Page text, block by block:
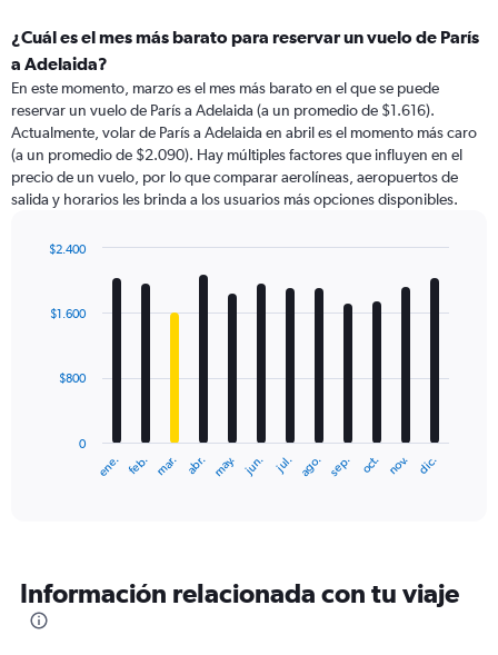
¿Cuál es el mes más barato para reservar un vuelo de París
a Adelaida?
En este momento, marzo es el mes más barato en el que se puede
reservar un vuelo de París a Adelaida (a un promedio de $1.616).
Actualmente, volar de París a Adelaida en abril es el momento más caro
(a un promedio de $2.090). Hay múltiples factores que influyen en el
precio de un vuelo, por lo que comparar aerolíneas, aeropuertos de
salida y horarios les brinda a los usuarios más opciones disponibles.
with
12
The
categories.
The
ene. feb. mar. abr. may. jun. jul. ago. sep. oct. nov. dic.
0
$800
$1.600
$2.400
Información relacionada con tu viaje